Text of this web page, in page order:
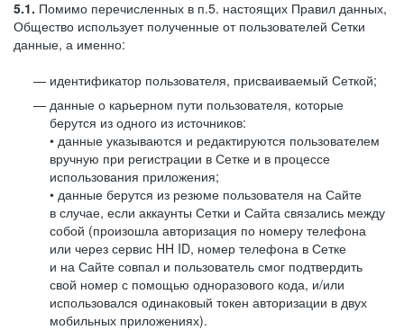
5.1. Помимо перечисленных в п.5. настоящих Правил данных,
Общество использует полученные от пользователей Сетки
данные, а именно:
идентификатор пользователя, присваиваемый Сеткой;
данные о карьерном пути пользователя, которые
берутся из одного из источников:
• данные указываются и редактируются пользователем
вручную при регистрации в Сетке и в процессе
использования приложения;
• данные берутся из резюме пользователя на Сайте
в случае, если аккаунты Сетки и Сайта связались между
собой (произошла авторизация по номеру телефона
или через сервис HH ID, номер телефона в Сетке
и на Сайте совпал и пользователь смог подтвердить
свой номер с помощью одноразового кода, и/или
использовался одинаковый токен авторизации в двух
мобильных приложениях).